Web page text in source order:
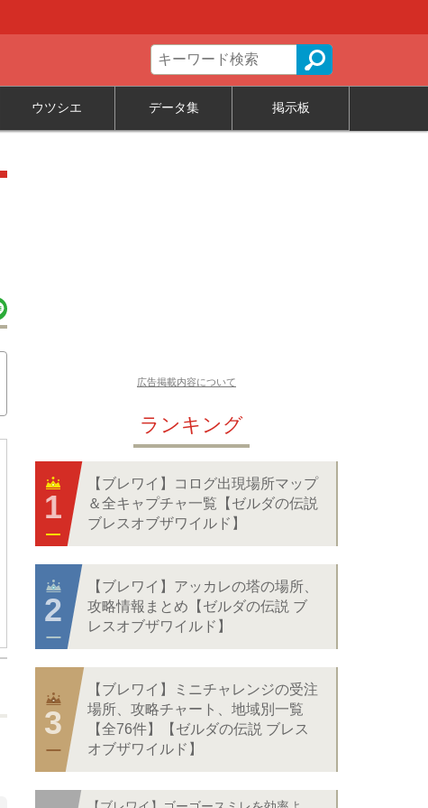
ウツシエ データ集 掲示板
広告掲載内容について
ランキング
【ブレワイ】コログ出現場所マップ
＆全キャプチャ一覧【ゼルダの伝説
ブレスオブザワイルド】
【ブレワイ】アッカレの塔の場所、
攻略情報まとめ【ゼルダの伝説 ブ
レスオブザワイルド】
【ブレワイ】ミニチャレンジの受注
場所、攻略チャート、地域別一覧
【全76件】【ゼルダの伝説 ブレス
オブザワイルド】